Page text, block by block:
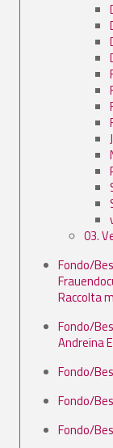
03.
Fondo/
Raccolta
Fondo/
Andreina
Fondo/
Fondo/
Fondo/